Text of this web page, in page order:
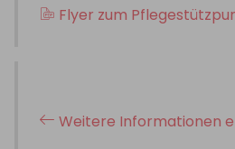
Flyer zum
Weitere Informationen